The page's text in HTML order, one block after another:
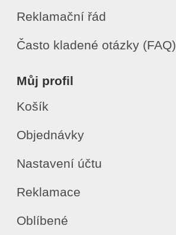
Reklamační řád
Často kladené otázky (FAQ)
Můj profil
Košík
Objednávky
Nastavení účtu
Reklamace
Oblíbené